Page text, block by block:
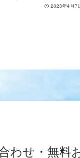
2023年4月7
わせ・無料